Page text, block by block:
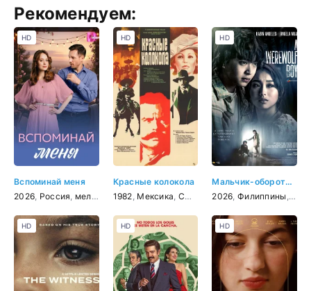
Рекомендуем:
Вспоминай меня
2026 Россия мелодрама
HD
Красные колокола
1982 Мексика СССР Италия,драма ,вестерн
HD
Мальчик-оборотень
2026 Филиппины
HD
HD HD HD